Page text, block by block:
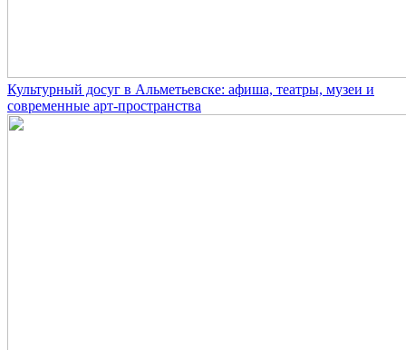
Культурный досуг в Альметьевске: афиша, театры, музеи и
современные арт-пространства